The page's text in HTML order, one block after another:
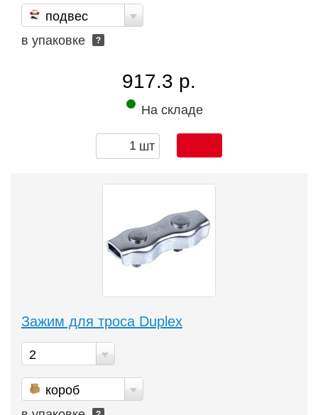
подвес
в упаковке
?
917.3 р.
На складе
шт
Зажим для троса Duplex
2
короб